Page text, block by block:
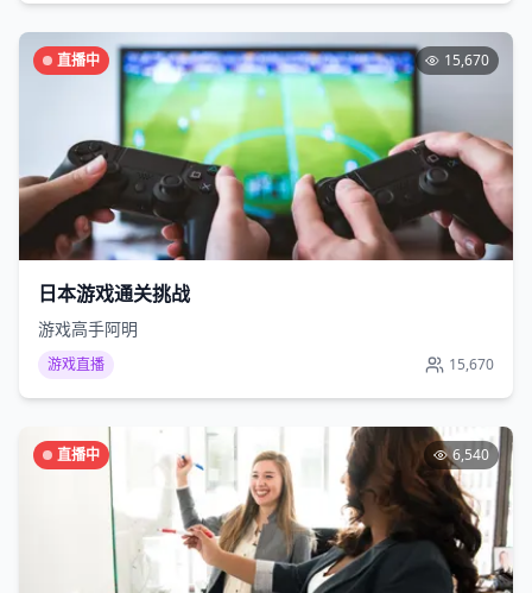
直播中 15,670
日本游戏通关挑战
游戏高手阿明
游戏直播 15,670
直播中 6,540